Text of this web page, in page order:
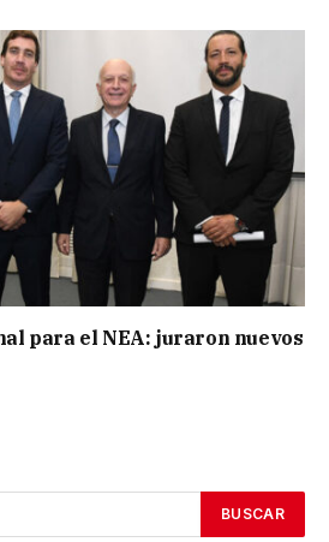
para el NEA: juraron nuevos